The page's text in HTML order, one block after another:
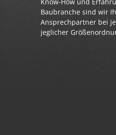
Baubranche sind wir
Ansprechpartner bei
jeglicher